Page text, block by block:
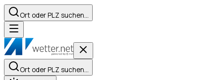
Ort oder PLZ suchen…
Ort oder PLZ suchen…